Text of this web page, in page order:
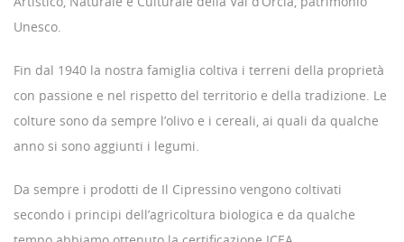
Unesco.
Fin dal 1940 la nostra famiglia coltiva i terreni della proprietà
con passione e nel rispetto del territorio e della tradizione. Le
colture sono da sempre l’olivo e i cereali, ai quali da qualche
anno si sono aggiunti i legumi.
Da sempre i prodotti de Il Cipressino vengono coltivati
secondo i principi dell’agricoltura biologica e da qualche